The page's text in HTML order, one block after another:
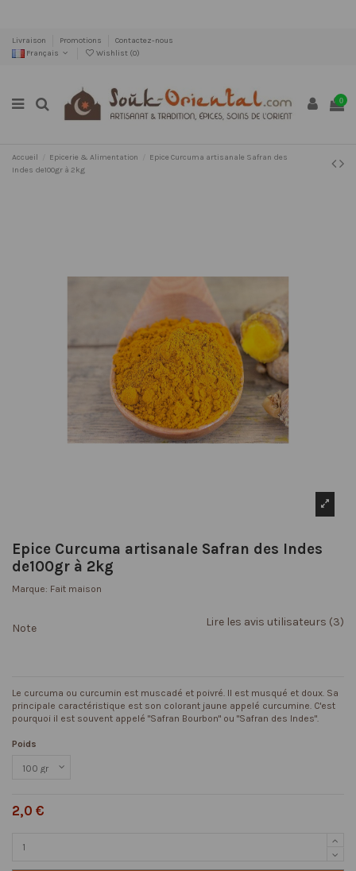
Livraison Promotions
Contactez-nous
Français
Wishlist (0)
0
Accueil Epicerie & Alimentation
Epice Curcuma artisanale Safran des
Indes de100gr à 2kg
Epice Curcuma artisanale Safran des Indes
de100gr à 2kg
Marque: Fait maison
Note Lire les avis utilisateurs (3)
Le curcuma ou curcumin est muscadé et poivré. Il est musqué et doux. Sa
principale caractéristique est son colorant jaune appelé curcumine. C'est
pourquoi il est souvent appelé "Safran Bourbon" ou "Safran des Indes".
Poids
2,0 €